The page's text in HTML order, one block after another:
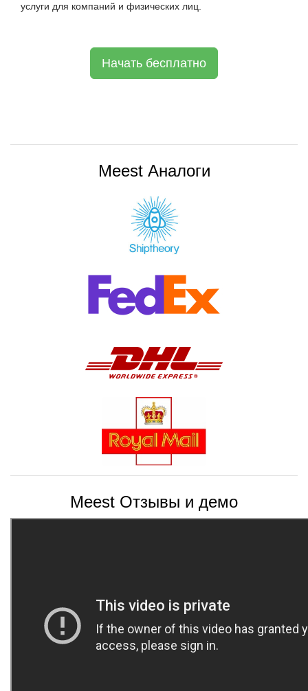
услуги для компаний и физических лиц.
Начать бесплатно
Meest Аналоги
Meest Отзывы и демо